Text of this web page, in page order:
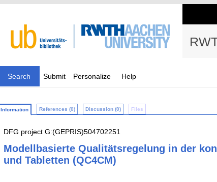
Search Submit Personalize Help
Information References (0) Discussion (0) Files
DFG project G:(GEPRIS)504702251
Modellbasierte Qualitätsregelung in der
und Tabletten (QC4CM)